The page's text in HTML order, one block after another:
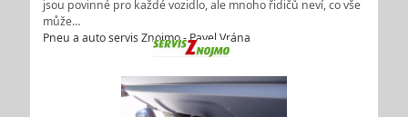
jsou povinné pro každé vozidlo, ale mnoho řidičů neví, co vše
může…
Pneu a auto servis Znojmo - Pavel Vrána